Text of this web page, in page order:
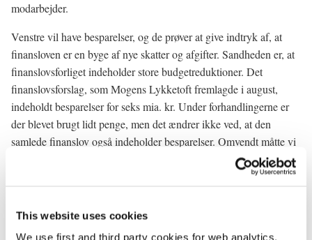
This website uses cookies
We use first and third party cookies for web analytics,
modarbejder.
Venstre vil have besparelser, og de prøver at give indtryk af, at
finansloven er en byge af nye skatter og afgifter. Sandheden er, at
finanslovsforliget indeholder store budgetreduktioner. Det
finanslovsforslag, som Mogens Lykketoft fremlagde i august,
indeholdt besparelser for seks mia. kr. Under forhandlingerne er
der blevet brugt lidt penge, men det ændrer ikke ved, at den
samlede finanslov også indeholder besparelser. Omvendt måtte vi
også konstatere, at Venstre aldrig er villig til at præcisere, hvad
det er for besparelser, de vil have. Besparelser går jo ud over
Med finanslovsforligene fortsætter vi konsekvent kursen mod et